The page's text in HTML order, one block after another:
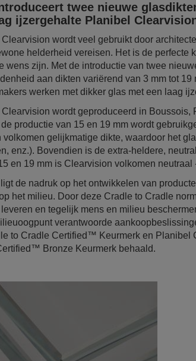
twee nieuwe
ijzergehalte Planibel
Clearvision wordt veel gebruikt door
helderheid vereisen. Het is de perfecte
wens zijn. Met de introductie van twee
aan dikten variërend van 3 mm tot
werken met dikker glas met een laag
wordt geproduceerd in Boussois,
productie van 15 en 19 mm wordt
volkomen gelijkmatige dikte, waardoor het
enz.). Bovendien is de extra-heldere,
en 19 mm is Clearvision volkomen
ligt de nadruk op het ontwikkelen van
het milieu. Door deze Cradle to Cradle
en tegelijk mens en milieu
verantwoorde
to Cradle Certified™ Keurmerk en Planibel
Bronze Keurmerk behaald.